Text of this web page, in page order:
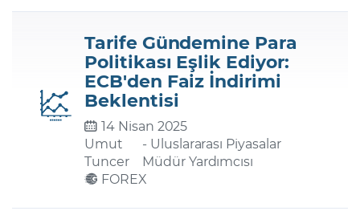
Şifreniz
Şifremi Unuttum
Tarife Gündemine Para
Politikası Eşlik Ediyor:
ECB'den Faiz İndirimi
Beklentisi
14 Nisan 2025
Umut
Tuncer
- Uluslararası Piyasalar
Müdür Yardımcısı
FOREX